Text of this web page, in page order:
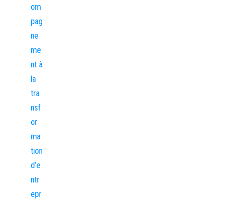
om
pag
ne
me
nt à
la
tra
nsf
or
ma
tion
d’e
ntr
epr